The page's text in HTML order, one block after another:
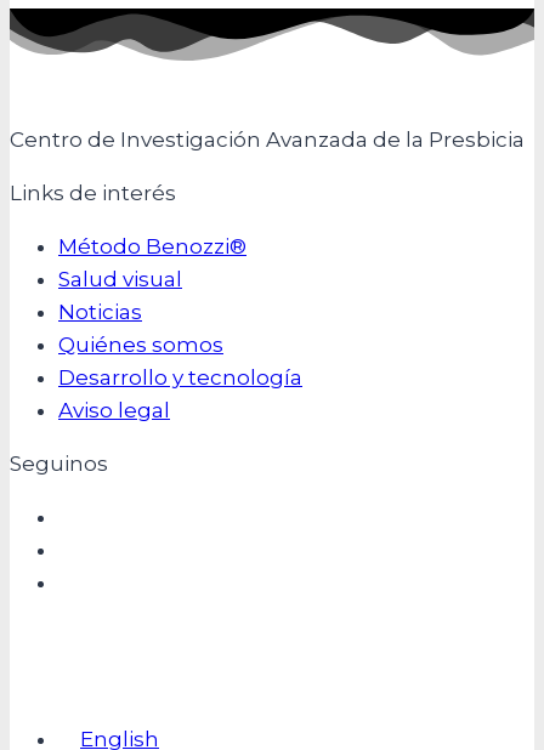
Centro de Investigación Avanzada de la Presbicia
Links de interés
Método Benozzi®
Salud visual
Noticias
Quiénes somos
Desarrollo y tecnología
Aviso legal
Seguinos
English